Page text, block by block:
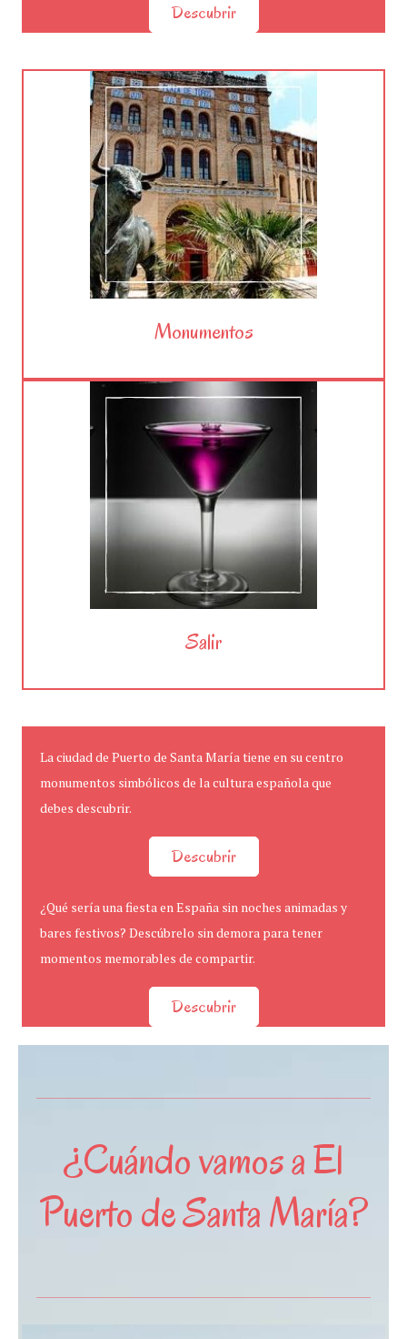
Descubrir
Monumentos
Salir
La ciudad de Puerto de Santa María tiene en su centro
monumentos simbólicos de la cultura española que
debes descubrir.
Descubrir
¿Qué sería una fiesta en España sin noches animadas y
bares festivos? Descúbrelo sin demora para tener
momentos memorables de compartir.
Descubrir
¿Cuándo vamos a El
Puerto de Santa María?